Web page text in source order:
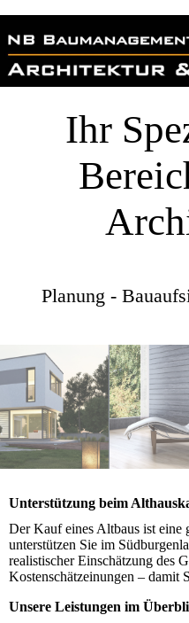
Ihr
Planung -
Unterstützung beim
Der Kauf eines Altbaus ist eine
unterstützen Sie im
realistischer Einschätzung des
Kostenschätzeinungen – damit
Unsere Leistungen im